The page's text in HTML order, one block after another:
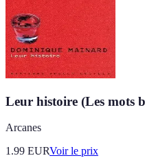
Leur histoire (Les mots
Arcanes
1.99 EURVoir le prix